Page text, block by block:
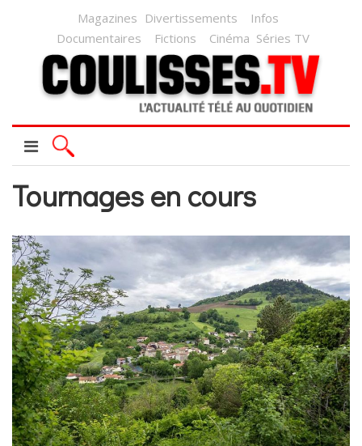
Magazines Divertissements
Infos
Documentaires
Fictions Cinéma Séries TV
Tournages en cours